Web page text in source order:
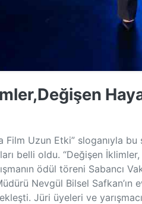
Film Uzun Etki” sloganıyla
belli oldu. “Değişen
ödül töreni Sabancı
Nevgül Bilsel
Jüri üyeleri ve